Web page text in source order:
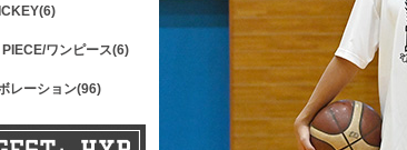
ワンピース(6)
レーション(96)